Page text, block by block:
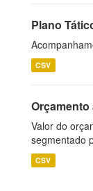
Plano
CSV
Valor do
segmentado
CSV